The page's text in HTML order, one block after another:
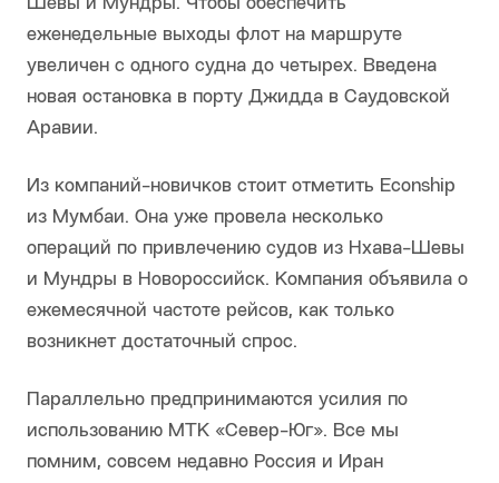
Шевы и Мундры. Чтобы обеспечить
еженедельные выходы флот на маршруте
увеличен с одного судна до четырех. Введена
новая остановка в порту Джидда в Саудовской
Аравии.
Из компаний-новичков стоит отметить Econship
из Мумбаи. Она уже провела несколько
операций по привлечению судов из Нхава-Шевы
и Мундры в Новороссийск. Компания объявила о
ежемесячной частоте рейсов, как только
возникнет достаточный спрос.
Параллельно предпринимаются усилия по
использованию МТК «Север-Юг». Все мы
помним, совсем недавно Россия и Иран